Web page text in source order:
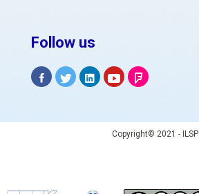
Follow us
Copyright© 2021 - ILSP